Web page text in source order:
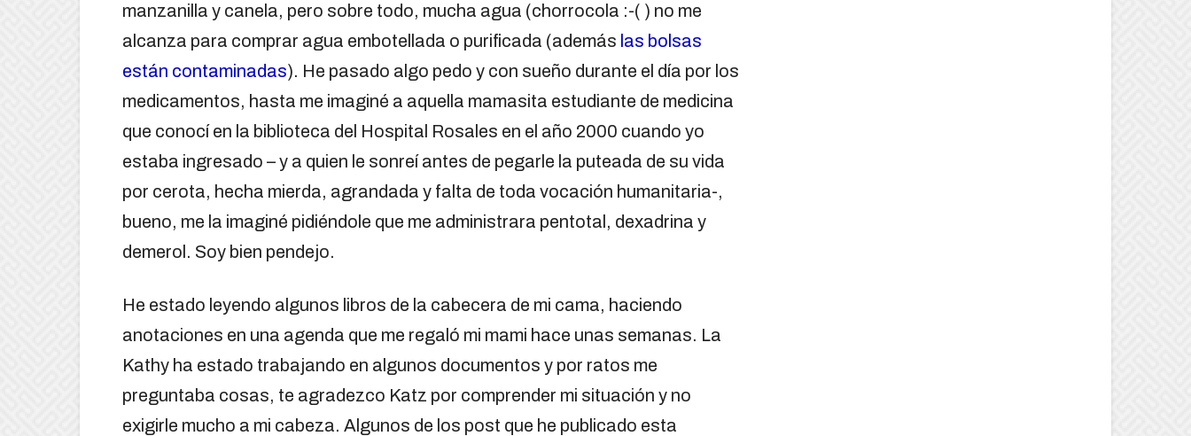
manzanilla y canela, pero sobre todo, mucha agua (chorrocola :-( ) no me
alcanza para comprar agua embotellada o purificada (además las bolsas
están contaminadas). He pasado algo pedo y con sueño durante el día por los
medicamentos, hasta me imaginé a aquella mamasita estudiante de medicina
que conocí en la biblioteca del Hospital Rosales en el año 2000 cuando yo
estaba ingresado – y a quien le sonreí antes de pegarle la puteada de su vida
por cerota, hecha mierda, agrandada y falta de toda vocación humanitaria-,
bueno, me la imaginé pidiéndole que me administrara pentotal, dexadrina y
demerol. Soy bien pendejo.
He estado leyendo algunos libros de la cabecera de mi cama, haciendo
anotaciones en una agenda que me regaló mi mami hace unas semanas. La
Kathy ha estado trabajando en algunos documentos y por ratos me
preguntaba cosas, te agradezco Katz por comprender mi situación y no
exigirle mucho a mi cabeza. Algunos de los post que he publicado esta